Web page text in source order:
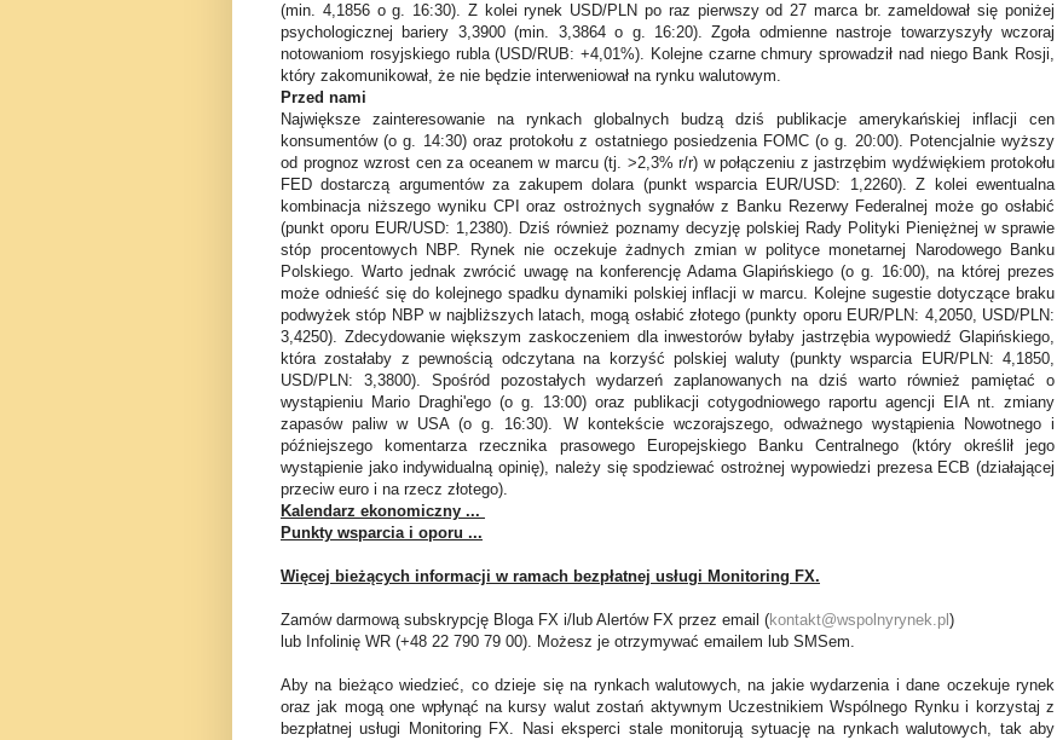
(min. 4,1856 o g. 16:30). Z kolei rynek USD/PLN po raz pierwszy od 27 marca br. zameldował się poniżej
psychologicznej bariery 3,3900 (min. 3,3864 o g. 16:20). Zgoła odmienne nastroje towarzyszyły wczoraj
notowaniom rosyjskiego rubla (USD/RUB: +4,01%). Kolejne czarne chmury sprowadził nad niego Bank Rosji,
który zakomunikował, że nie będzie interweniował na rynku walutowym.
Przed nami
Największe zainteresowanie na rynkach globalnych budzą dziś publikacje amerykańskiej inflacji cen
konsumentów (o g. 14:30) oraz protokołu z ostatniego posiedzenia FOMC (o g. 20:00). Potencjalnie wyższy
od prognoz wzrost cen za oceanem w marcu (tj. >2,3% r/r) w połączeniu z jastrzębim wydźwiękiem protokołu
FED dostarczą argumentów za zakupem dolara (punkt wsparcia EUR/USD: 1,2260). Z kolei ewentualna
kombinacja niższego wyniku CPI oraz ostrożnych sygnałów z Banku Rezerwy Federalnej może go osłabić
(punkt oporu EUR/USD: 1,2380). Dziś również poznamy decyzję polskiej Rady Polityki Pieniężnej w sprawie
stóp procentowych NBP. Rynek nie oczekuje żadnych zmian w polityce monetarnej Narodowego Banku
Polskiego. Warto jednak zwrócić uwagę na konferencję Adama Glapińskiego (o g. 16:00), na której prezes
może odnieść się do kolejnego spadku dynamiki polskiej inflacji w marcu. Kolejne sugestie dotyczące braku
podwyżek stóp NBP w najbliższych latach, mogą osłabić złotego (punkty oporu EUR/PLN: 4,2050, USD/PLN:
3,4250). Zdecydowanie większym zaskoczeniem dla inwestorów byłaby jastrzębia wypowiedź Glapińskiego,
która zostałaby z pewnością odczytana na korzyść polskiej waluty (punkty wsparcia EUR/PLN: 4,1850,
USD/PLN: 3,3800). Spośród pozostałych wydarzeń zaplanowanych na dziś warto również pamiętać o
wystąpieniu Mario Draghi'ego (o g. 13:00) oraz publikacji cotygodniowego raportu agencji EIA nt. zmiany
zapasów paliw w USA (o g. 16:30). W kontekście wczorajszego, odważnego wystąpienia Nowotnego i
późniejszego komentarza rzecznika prasowego Europejskiego Banku Centralnego (który określił jego
wystąpienie jako indywidualną opinię), należy się spodziewać ostrożnej wypowiedzi prezesa ECB (działającej
przeciw euro i na rzecz złotego).
Kalendarz ekonomiczny ...
Punkty wsparcia i oporu ...
Więcej bieżących informacji w ramach bezpłatnej usługi Monitoring FX.
Zamów darmową subskrypcję Bloga FX i/lub Alertów FX przez email (kontakt@wspolnyrynek.pl )
lub Infolinię WR (+48 22 790 79 00). Możesz je otrzymywać emailem lub SMSem.
Aby na bieżąco wiedzieć, co dzieje się na rynkach walutowych, na jakie wydarzenia i dane oczekuje rynek
oraz jak mogą one wpłynąć na kursy walut zostań aktywnym Uczestnikiem Wspólnego Rynku i korzystaj z
bezpłatnej usługi Monitoring FX. Nasi eksperci stale monitorują sytuację na rynkach walutowych, tak aby